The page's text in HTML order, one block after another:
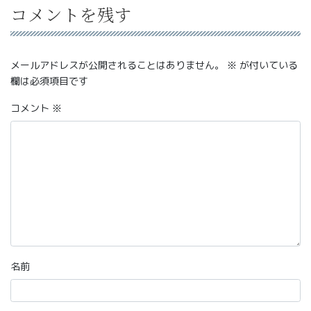
コメントを残す
メールアドレスが公開されることはありません。 ※ が付いている
欄は必須項目です
コメント ※
名前